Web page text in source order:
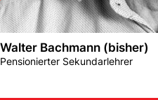
Walter Bachmann (bisher)
Pensionierter Sekundarlehrer